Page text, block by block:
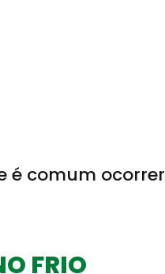
é comum ocorrer
FRIO